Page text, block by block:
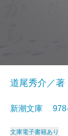
道尾秀介／著
新潮文庫
文庫電子書籍あり